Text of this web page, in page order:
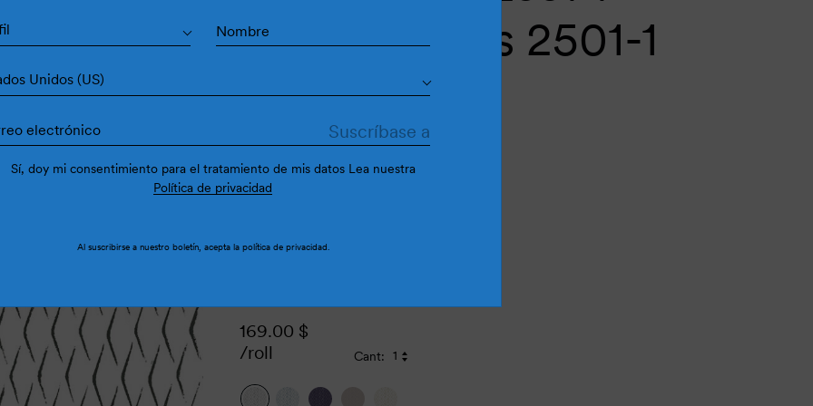
Écailles 2501-1
169.00 $
/roll
Cant: Cantidad más
Unidos (US)
Sí, doy mi consentimiento para el tratamiento de mis datos Lea nuestra
Política de privacidad
Al suscribirse a nuestro boletín, acepta la política de privacidad